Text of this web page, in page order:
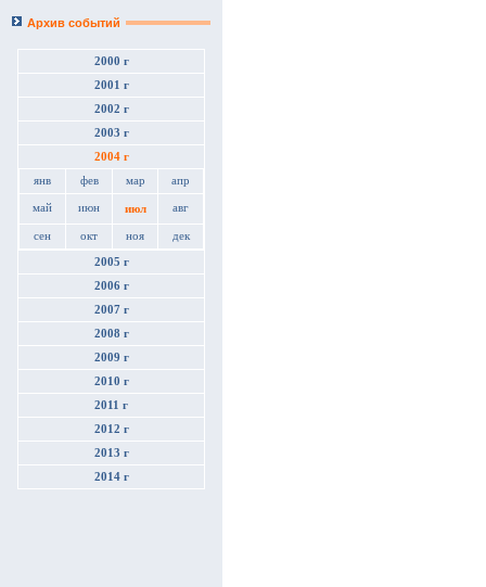
Архив событий
2000 г
2001 г
2002 г
2003 г
2004 г
янв
фев мар апр
май июн июл авг
сен окт ноя дек
2005 г
2006 г
2007 г
2008 г
2009 г
2010 г
2011 г
2012 г
2013 г
2014 г